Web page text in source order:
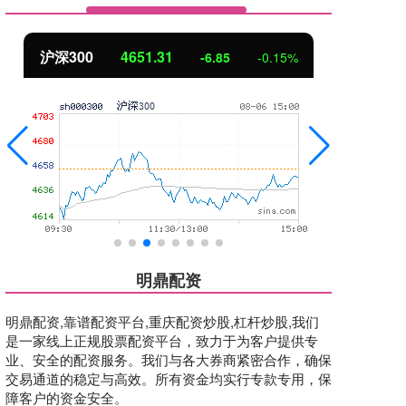
北证50 1122.88 3.42 0.30%
明鼎配资
明鼎配资,靠谱配资平台,重庆配资炒股,杠杆炒股,我们
是一家线上正规股票配资平台，致力于为客户提供专
业、安全的配资服务。我们与各大券商紧密合作，确保
交易通道的稳定与高效。所有资金均实行专款专用，保
障客户的资金安全。